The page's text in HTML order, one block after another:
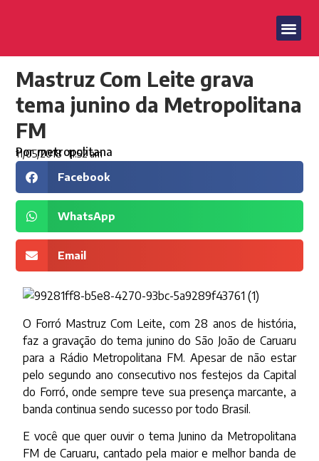
Mastruz Com Leite grava
tema junino da Metropolitana
FM
Pormetropolitana
11/05/2018 11:52 am
Facebook
WhatsApp
Email
O Forró Mastruz Com Leite, com 28 anos de história,
faz a gravação do tema junino do São João de Caruaru
para a Rádio Metropolitana FM. Apesar de não estar
pelo segundo ano consecutivo nos festejos da Capital
do Forró, onde sempre teve sua presença marcante, a
banda continua sendo sucesso por todo Brasil.
E você que quer ouvir o tema Junino da Metropolitana
FM de Caruaru, cantado pela maior e melhor banda de